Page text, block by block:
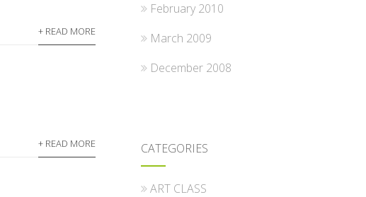
+ READ MORE
+ READ MORE
February 2010
March 2009
December 2008
CATEGORIES
ART CLASS